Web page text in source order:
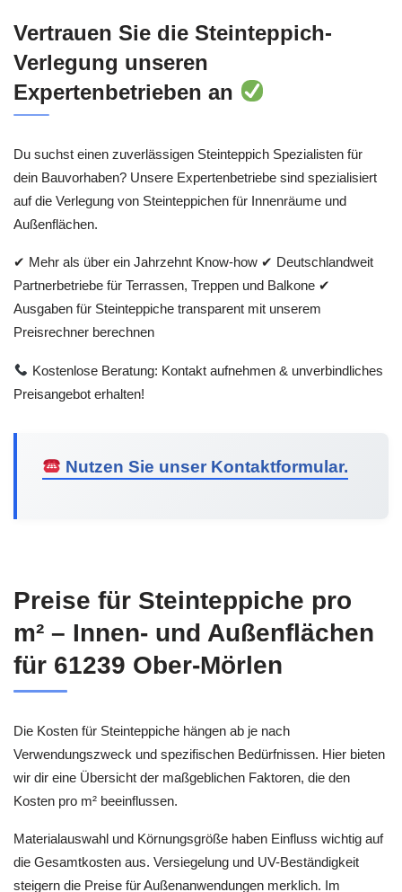
Vertrauen Sie die Steinteppich-
Verlegung unseren
Expertenbetrieben an
Du suchst einen zuverlässigen Steinteppich Spezialisten für
dein Bauvorhaben? Unsere Expertenbetriebe sind spezialisiert
auf die Verlegung von Steinteppichen für Innenräume und
Außenflächen.
✔ Mehr als über ein Jahrzehnt Know-how ✔ Deutschlandweit
Partnerbetriebe für Terrassen, Treppen und Balkone ✔
Ausgaben für Steinteppiche transparent mit unserem
Preisrechner berechnen
Kostenlose Beratung: Kontakt aufnehmen & unverbindliches
Preisangebot erhalten!
Nutzen Sie unser Kontaktformular.
Preise für Steinteppiche pro
m² – Innen- und Außenflächen
für 61239 Ober-Mörlen
Die Kosten für Steinteppiche hängen ab je nach
Verwendungszweck und spezifischen Bedürfnissen. Hier bieten
wir dir eine Übersicht der maßgeblichen Faktoren, die den
Kosten pro m² beeinflussen.
Materialauswahl und Körnungsgröße haben Einfluss wichtig auf
die Gesamtkosten aus. Versiegelung und UV-Beständigkeit
steigern die Preise für Außenanwendungen merklich. Im